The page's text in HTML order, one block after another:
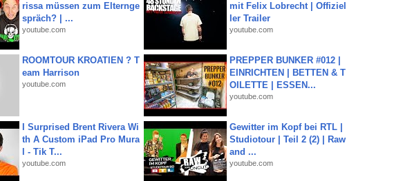
rissa müssen zum Elternge
spräch? | ...
youtube.com
mit Felix Lobrecht | Offiziel
ler Trailer
youtube.com
ROOMTOUR KROATIEN ? T
eam Harrison
youtube.com
PREPPER BUNKER #012 |
EINRICHTEN | BETTEN & T
OILETTE | ESSEN...
youtube.com
I Surprised Brent Rivera Wi
th A Custom iPad Pro Mura
l - Tik T...
youtube.com
Gewitter im Kopf bei RTL |
Studiotour | Teil 2 (2) | Raw
and ...
youtube.com